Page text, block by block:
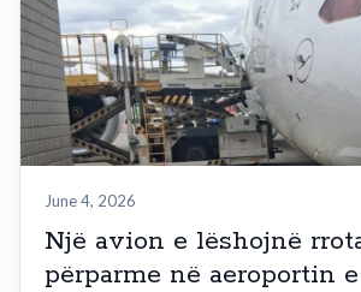
June 4, 2026
Një avion e lëshojnë
përparme në aeroportin e